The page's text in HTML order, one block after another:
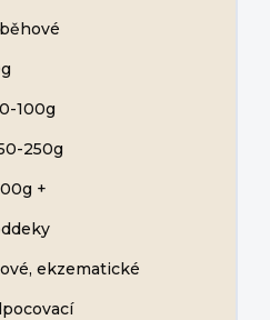
100g
250g
+
ekzematické